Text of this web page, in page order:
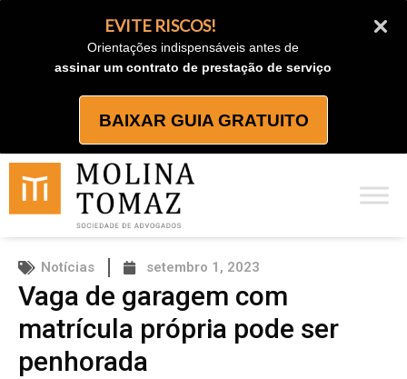
EVITE RISCOS!
Orientações indispensáveis antes de
assinar um contrato de prestação de serviço
BAIXAR GUIA GRATUITO
Notícias setembro 1, 2023
Vaga de garagem com
matrícula própria pode ser
penhorada